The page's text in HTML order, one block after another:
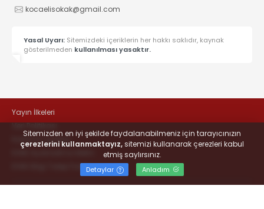
kocaelisokak@gmail.com
Yasal Uyarı: Sitemizdeki içeriklerin her hakkı saklıdır, kaynak
gösterilmeden kullanılması yasaktır.
Yayın İlkeleri
Veri Politikası
Kullanım Şartları
KVKK Bilgi Talep Formu
Sitemizden en iyi şekilde faydalanabilmeniz için tarayıcınızın
çerezlerini kullanmaktayız,sitemizi kullanarak çerezleri kabul
etmiş saylırsınız.
Detaylar Anladım